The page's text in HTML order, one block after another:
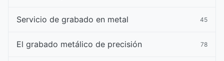
Servicio de grabado en metal 45
El grabado metálico de precisión 78